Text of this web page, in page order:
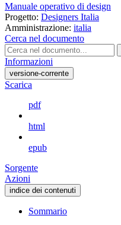
Manuale operativo di design
Progetto: Designers Italia
Amministrazione: italia
Cerca nel documento
Informazioni
versione-corrente
Scarica
pdf
html
epub
Sorgente
Azioni
indice dei contenuti
Sommario